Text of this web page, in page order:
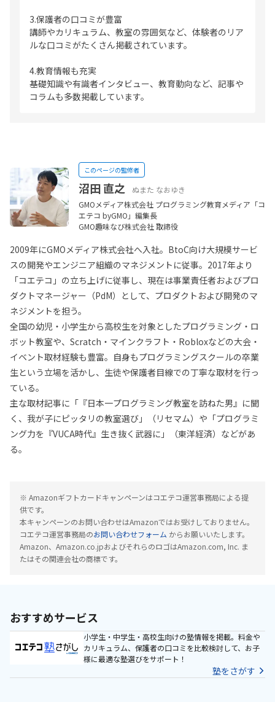
3.保護者の口コミが豊富
講師やカリキュラム、教室の雰囲気など、体験者のリア
ルな口コミがたくさん掲載されています。
4.教育情報も充実
基礎知識や有識者インタビュー、教育動向など、記事や
コラムも多数掲載しています。
このページの監修者
沼田 直之
ぬまた なおゆき
GMOメディア株式会社 プログラミング教育メディア「コ
エテコ byGMO」編集長
GMO趣味なび株式会社 取締役
2009年にGMOメディア株式会社へ入社。BtoC向け大規模サービ
スの開発やエンジニア組織のマネジメントに従事。2017年より
「コエテコ」の立ち上げに従事し、現在は事業責任者およびプロ
ダクトマネージャー（PdM）として、プロダクトおよび開発のマ
ネジメントを担う。
全国の幼児・小学生から高校生を対象としたプログラミング・ロ
ボット教室や、Scratch・マインクラフト・Robloxなどの大会・
イベント取材経験も豊富。自身もプログラミングスクールの卒業
生という立場を活かし、生徒や保護者目線での丁寧な取材を行っ
ている。
主な取材記事に「『日本一プログラミング教室を訪ねた男』に聞
く、我が子にピッタリの教室選び」（リセマム）や「プログラミ
ング力を『VUCA時代』生き抜く武器に」（東洋経済）などがあ
る。
※ Amazonギフトカードキャンペーンはコエテコ運営事務局による提
供です。
本キャンペーンのお問い合わせはAmazonではお受けしておりません。
コエテコ運営事務局のお問い合わせフォーム からお願いいたします。
Amazon、Amazon.co.jpおよびそれらのロゴはAmazon.com, Inc. ま
たはその関連会社の商標です。
おすすめサービス
小学生・中学生・高校生向けの塾情報を掲載。料金や
カリキュラム、保護者の口コミを比較検討して、お子
様に最適な塾選びをサポート！
塾をさがす